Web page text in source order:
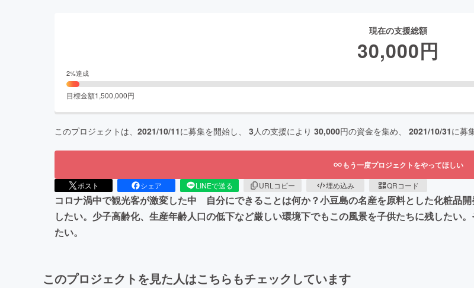
現在の支援総額
30,000円
2%達成
目標金額1,500,000円
このプロジェクトは、 2021/10/11に募集を開始し、 3人の支援により 30,000円の資金を集め、 2021/10/31に募
もう一度プロジェクトをやってほしい
ポスト シェア LINEで送る URLコピー 埋め込み QRコード
コロナ渦中で観光客が激変した中 自分にできることは何か？小豆島の名産を原料とした化粧品
したい。少子高齢化、生産年齢人口の低下など厳しい環境下でもこの風景を子供たちに残したい
たい。
このプロジェクトを見た人はこちらもチェックしています